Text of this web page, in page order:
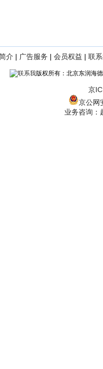
介 | 广告服务 | 会员权益 | 联
版权所有：北京东润海
京
京公网
业务咨询：